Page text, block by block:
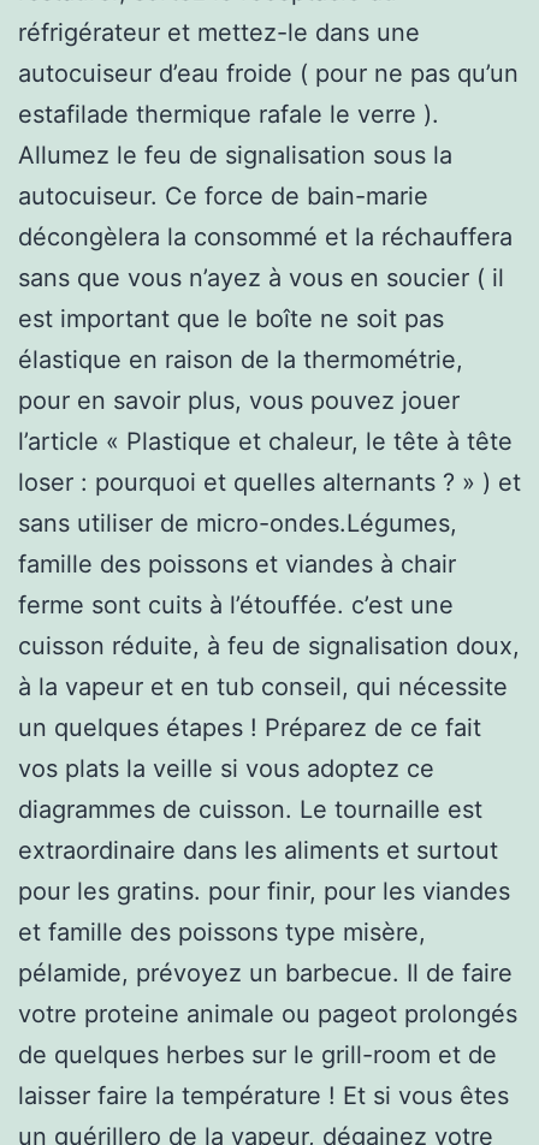
réfrigérateur et mettez-le dans une
autocuiseur d’eau froide ( pour ne pas qu’un
estafilade thermique rafale le verre ).
Allumez le feu de signalisation sous la
autocuiseur. Ce force de bain-marie
décongèlera la consommé et la réchauffera
sans que vous n’ayez à vous en soucier ( il
est important que le boîte ne soit pas
élastique en raison de la thermométrie,
pour en savoir plus, vous pouvez jouer
l’article « Plastique et chaleur, le tête à tête
loser : pourquoi et quelles alternants ? » ) et
sans utiliser de micro-ondes.Légumes,
famille des poissons et viandes à chair
ferme sont cuits à l’étouffée. c’est une
cuisson réduite, à feu de signalisation doux,
à la vapeur et en tub conseil, qui nécessite
un quelques étapes ! Préparez de ce fait
vos plats la veille si vous adoptez ce
diagrammes de cuisson. Le tournaille est
extraordinaire dans les aliments et surtout
pour les gratins. pour finir, pour les viandes
et famille des poissons type misère,
pélamide, prévoyez un barbecue. Il de faire
votre proteine animale ou pageot prolongés
de quelques herbes sur le grill-room et de
laisser faire la température ! Et si vous êtes
un guérillero de la vapeur, dégainez votre